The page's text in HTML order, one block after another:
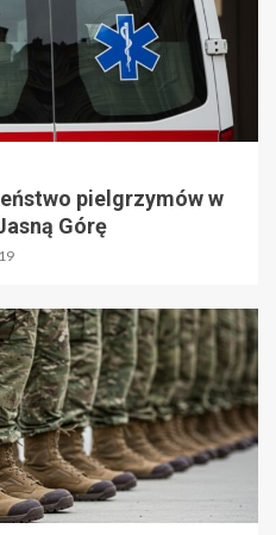
pielgrzymów w
Górę
19